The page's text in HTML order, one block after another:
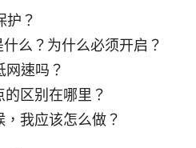
护？
么？为什么必须开启？
网速吗？
区别在哪里？
我应该怎么做？